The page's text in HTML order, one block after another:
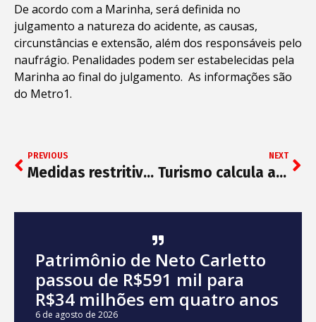
De acordo com a Marinha, será definida no
julgamento a natureza do acidente, as causas,
circunstâncias e extensão, além dos responsáveis pelo
naufrágio. Penalidades podem ser estabelecidas pela
Marinha ao final do julgamento. As informações são
do Metro1.
PREVIOUS
Medidas restritivas terminam essa semana em seis bairros de Salvador
NEXT
Turismo calcula as perdas e planeja volta
Patrimônio de Neto Carletto
passou de R$591 mil para
R$34 milhões em quatro anos
6 de agosto de 2026